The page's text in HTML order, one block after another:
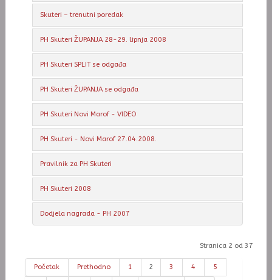
Skuteri – trenutni poredak
PH Skuteri ŽUPANJA 28-29. lipnja 2008
PH Skuteri SPLIT se odgađa
PH Skuteri ŽUPANJA se odgađa
PH Skuteri Novi Marof - VIDEO
PH Skuteri - Novi Marof 27.04.2008.
Pravilnik za PH Skuteri
PH Skuteri 2008
Dodjela nagrada - PH 2007
Stranica 2 od 37
Početak Prethodno 1 2 3 4 5